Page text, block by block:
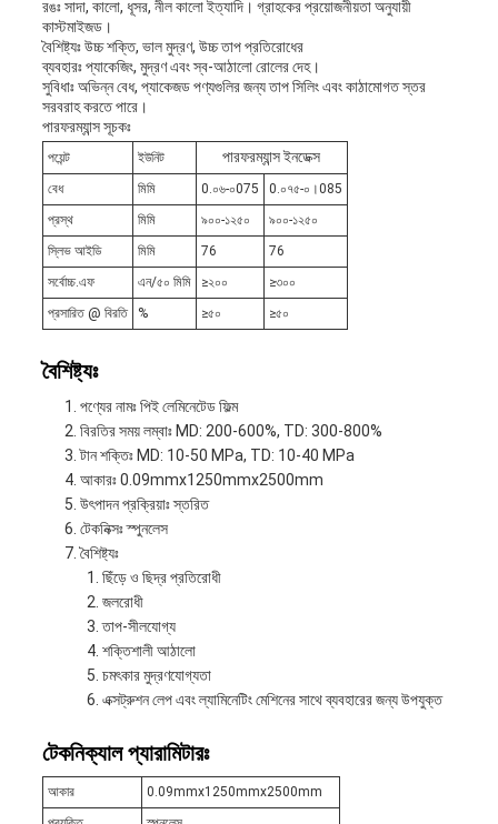
রঙঃ সাদা, কালো, ধূসর, নীল কালো ইত্যাদি। গ্রাহকের প্রয়োজনীয়তা অনুযায়ী
কাস্টমাইজড।
বৈশিষ্ট্যঃ উচ্চ শক্তি, ভাল মুদ্রণ, উচ্চ তাপ প্রতিরোধের
ব্যবহারঃ প্যাকেজিং, মুদ্রণ এবং স্ব-আঠালো রোলের দেহ।
সুবিধাঃ অভিন্ন বেধ, প্যাকেজড পণ্যগুলির জন্য তাপ সিলিং এবং কাঠামোগত স্তর
সরবরাহ করতে পারে।
পারফরম্যান্স সূচকঃ
পয়েন্ট ইউনিট পারফরম্যান্স ইনডেক্স
বেধ মিমি 0.০৬-০075
0.০৭৫-০।085
প্রস্থ
মিমি ৯০০-১২৫০
৯০০-১২৫০
স্লিভ আইডি
মিমি 76
76
সর্বোচ্চ.এফ
এন/৫০ মিমি ≥২০০
≥৩০০
প্রসারিত @ বিরতি
% ≥৫০ ≥৫০
বৈশিষ্ট্যঃ
পণ্যের নামঃ পিই লেমিনেটেড ফিল্ম
বিরতির সময় লম্বাঃ MD: 200-600%, TD: 300-800%
টান শক্তিঃ MD: 10-50 MPa, TD: 10-40 MPa
আকারঃ 0.09mmx1250mmx2500mm
উৎপাদন প্রক্রিয়াঃ স্তরিত
টেকনিক্সঃ স্পুনলেস
বৈশিষ্ট্যঃ
ছিঁড়ে ও ছিদ্র প্রতিরোধী
জলরোধী
তাপ-সীলযোগ্য
শক্তিশালী আঠালো
চমৎকার মুদ্রণযোগ্যতা
এক্সট্রুশন লেপ এবং ল্যামিনেটিং মেশিনের সাথে ব্যবহারের জন্য উপযুক্ত
টেকনিক্যাল প্যারামিটারঃ
আকার
0.09mmx1250mmx2500mm